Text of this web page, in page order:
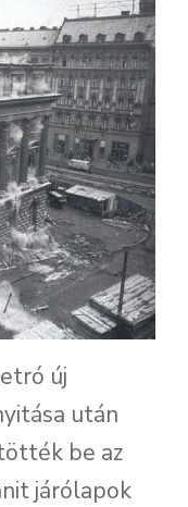
új
után
be az
járólapok